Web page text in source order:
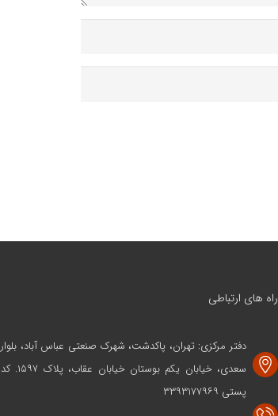
راه های ارتباطی
دفتر مرکزی: تهران، پاکدشت، شهرک صنعتی عباس آباد، بلوار
سعدی، خیابان یکم بوستان خیابان عقاب، پلاک ۱۵۹۷. کد
پستی ۳۳۹۳۱۷۷۹۶۹